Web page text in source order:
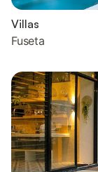
Villas
Fuseta